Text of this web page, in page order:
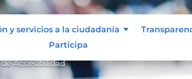
y servicios a la ciudadanía
Participa
Accesibilidad